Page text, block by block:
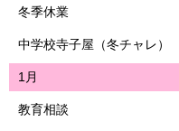
冬季休業
中学校寺子屋（冬チャレ）
1月
教育相談